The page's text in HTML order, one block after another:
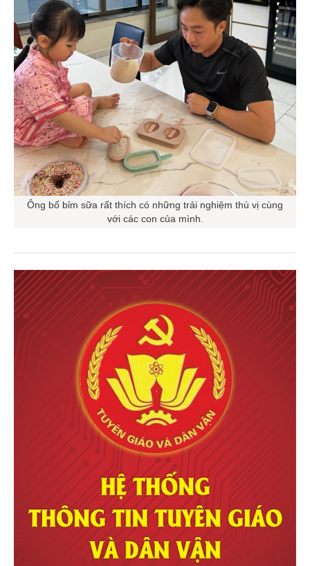
Ông bố bỉm sữa rất thích có những trải nghiệm thú vị cùng
với các con của mình.